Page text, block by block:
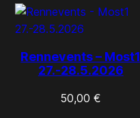
Rennevents – Most1
27.-28.5.2026
50,00€